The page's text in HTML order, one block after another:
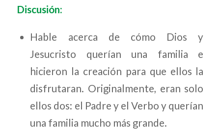
Discusión:
Hable acerca de cómo Dios y
Jesucristo querían una familia e
hicieron la creación para que ellos la
disfrutaran. Originalmente, eran solo
ellos dos: el Padre y el Verbo y querían
una familia mucho más grande.